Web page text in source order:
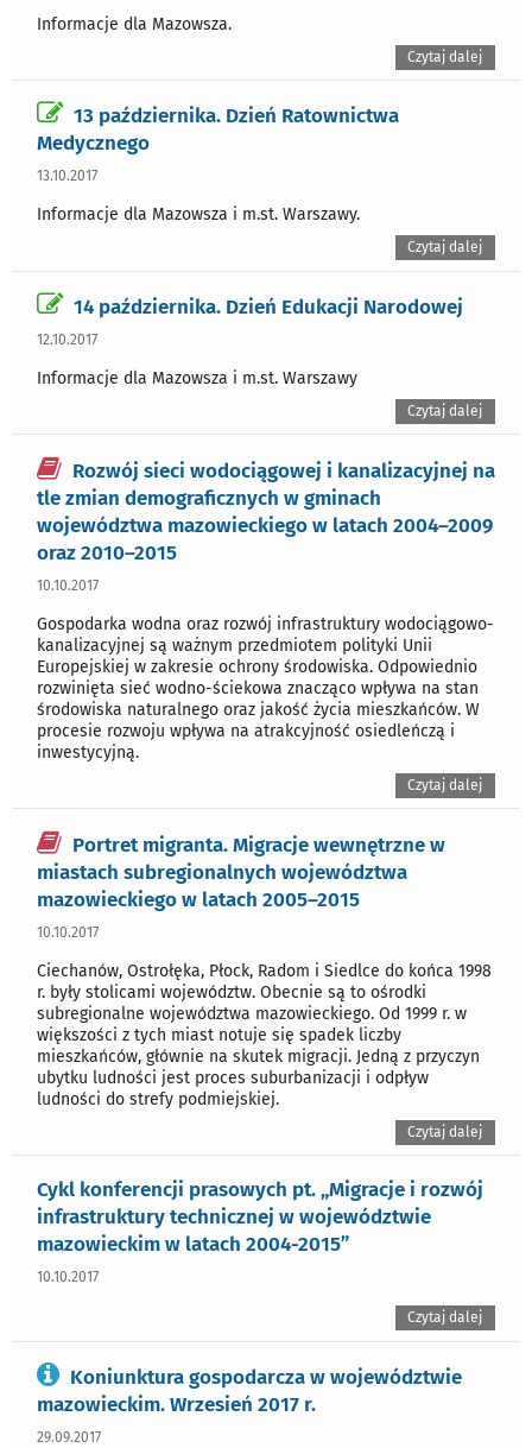
Informacje dla Mazowsza.
Czytaj dalej
13 października. Dzień Ratownictwa
Medycznego
13.10.2017
Informacje dla Mazowsza i m.st. Warszawy.
Czytaj dalej
14 października. Dzień Edukacji Narodowej
12.10.2017
Informacje dla Mazowsza i m.st. Warszawy
Czytaj dalej
Rozwój sieci wodociągowej i kanalizacyjnej na
tle zmian demograficznych w gminach
województwa mazowieckiego w latach 2004–2009
oraz 2010–2015
10.10.2017
Gospodarka wodna oraz rozwój infrastruktury wodociągowo-
kanalizacyjnej są ważnym przedmiotem polityki Unii
Europejskiej w zakresie ochrony środowiska. Odpowiednio
rozwinięta sieć wodno-ściekowa znacząco wpływa na stan
środowiska naturalnego oraz jakość życia mieszkańców. W
procesie rozwoju wpływa na atrakcyjność osiedleńczą i
inwestycyjną.
Czytaj dalej
Portret migranta. Migracje wewnętrzne w
miastach subregionalnych województwa
mazowieckiego w latach 2005–2015
10.10.2017
Ciechanów, Ostrołęka, Płock, Radom i Siedlce do końca 1998
r. były stolicami województw. Obecnie są to ośrodki
subregionalne województwa mazowieckiego. Od 1999 r. w
większości z tych miast notuje się spadek liczby
mieszkańców, głównie na skutek migracji. Jedną z przyczyn
ubytku ludności jest proces suburbanizacji i odpływ
ludności do strefy podmiejskiej.
Czytaj dalej
Cykl konferencji prasowych pt. „Migracje i rozwój
infrastruktury technicznej w województwie
mazowieckim w latach 2004-2015”
10.10.2017
Czytaj dalej
Koniunktura gospodarcza w województwie
mazowieckim. Wrzesień 2017 r.
29.09.2017